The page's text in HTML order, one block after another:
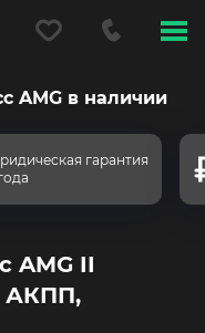
AMG в наличии
гарантия
AMG II
АКПП,